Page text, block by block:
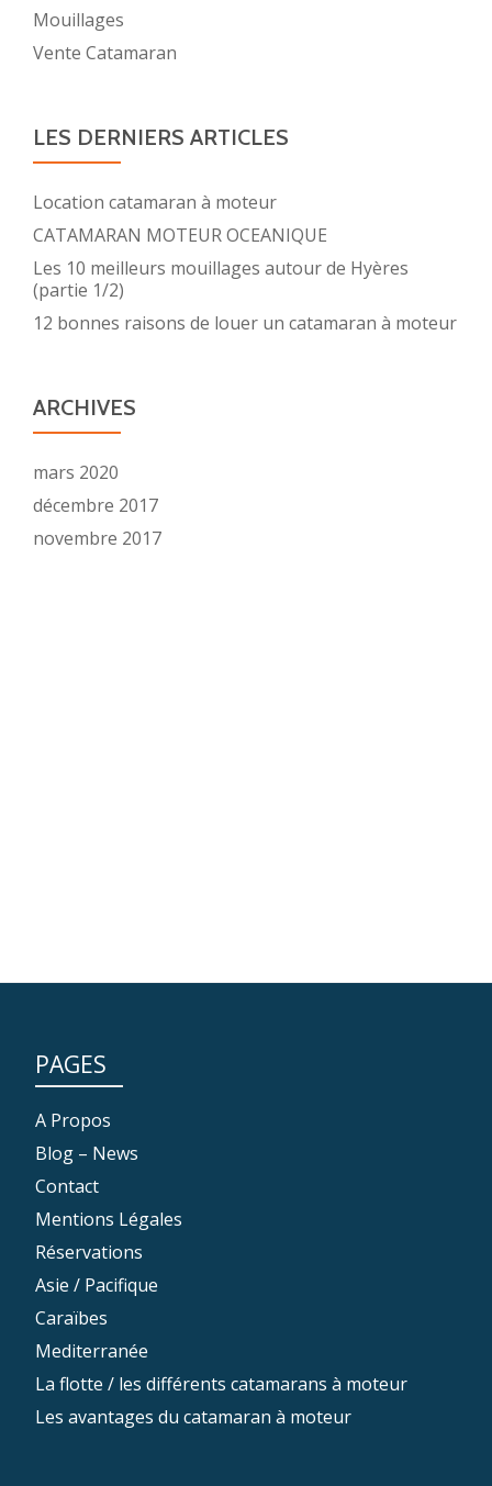
Mouillages
Vente Catamaran
LES DERNIERS ARTICLES
Location catamaran à moteur
CATAMARAN MOTEUR OCEANIQUE
Les 10 meilleurs mouillages autour de Hyères
(partie 1/2)
12 bonnes raisons de louer un catamaran à moteur
ARCHIVES
mars 2020
décembre 2017
novembre 2017
PAGES
A Propos
Blog – News
Contact
Mentions Légales
Réservations
Asie / Pacifique
Caraïbes
Mediterranée
La flotte / les différents catamarans à moteur
Les avantages du catamaran à moteur